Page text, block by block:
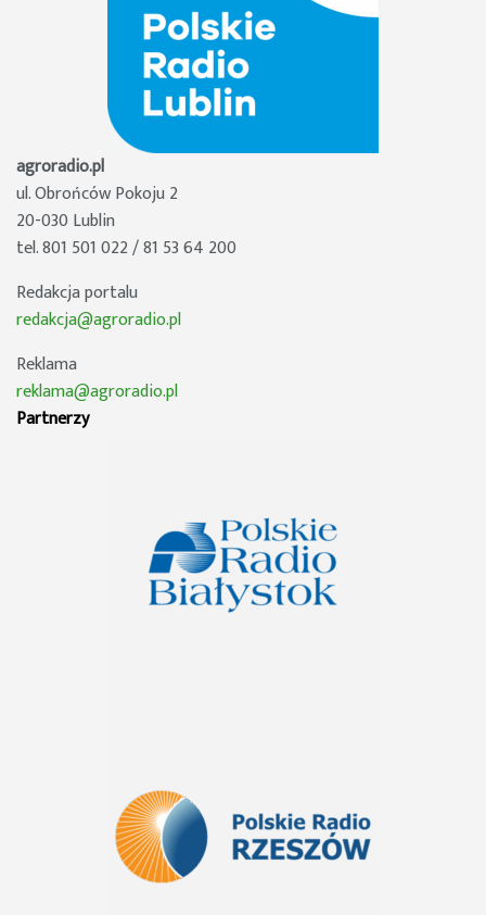
agroradio.pl
ul. Obrońców Pokoju 2
20-030 Lublin
tel. 801 501 022 / 81 53 64 200
Redakcja portalu
redakcja@agroradio.pl
Reklama
reklama@agroradio.pl
Partnerzy